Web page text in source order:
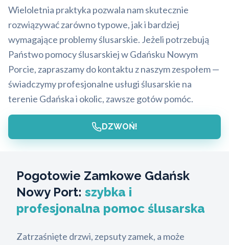
Wieloletnia praktyka pozwala nam skutecznie
rozwiązywać zarówno typowe, jak i bardziej
wymagające problemy ślusarskie. Jeżeli potrzebują
Państwo pomocy ślusarskiej w Gdańsku Nowym
Porcie, zapraszamy do kontaktu z naszym zespołem —
świadczymy profesjonalne usługi ślusarskie na
terenie Gdańska i okolic, zawsze gotów pomóc.
DZWOŃ!
Pogotowie Zamkowe Gdańsk
Nowy Port: szybka i
profesjonalna pomoc ślusarska
Zatrzaśnięte drzwi, zepsuty zamek, a może